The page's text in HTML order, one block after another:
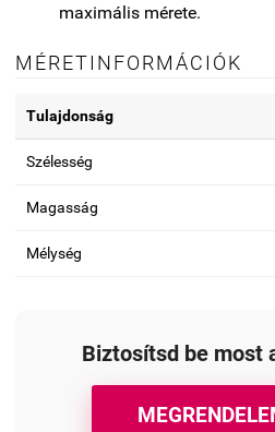
maximális mérete.
MÉRETINFORMÁCIÓK
Tulajdonság
Szélesség
Magasság
Mélység
Biztosítsd be most